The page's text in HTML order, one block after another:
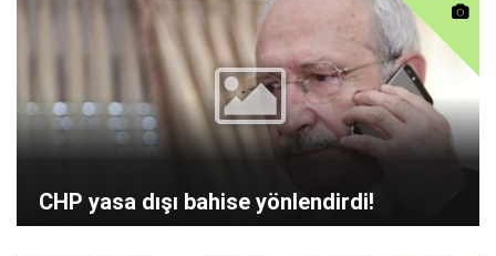
CHP yasa dışı bahise yönlendirdi!